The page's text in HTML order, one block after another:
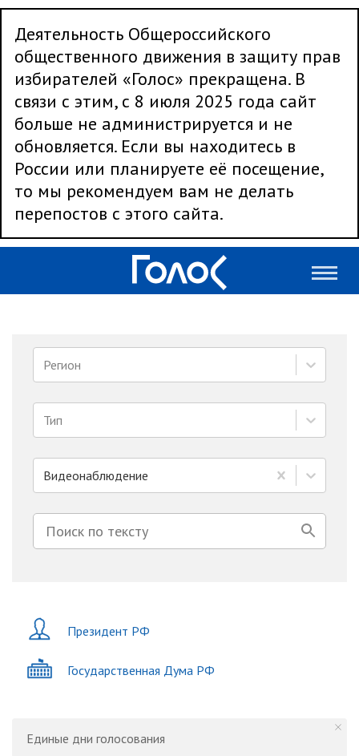
Деятельность Общероссийского
общественного движения в защиту прав
избирателей «Голос» прекращена. В
связи с этим, с 8 июля 2025 года сайт
больше не администрируется и не
обновляется. Если вы находитесь в
России или планируете её посещение,
то мы рекомендуем вам не делать
перепостов с этого сайта.
Регион
Тип
Видеонаблюдение
Президент РФ
Государственная Дума РФ
Единые дни голосования